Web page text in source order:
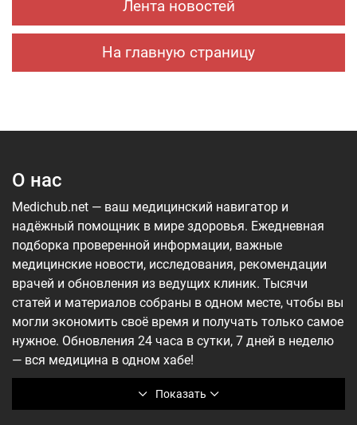
Лента новостей
На главную страницу
О нас
Показать
Medichub.net — ваш медицинский навигатор и
надёжный помощник в мире здоровья. Ежедневная
подборка проверенной информации, важные
медицинские новости, исследования, рекомендации
врачей и обновления из ведущих клиник. Тысячи
статей и материалов собраны в одном месте, чтобы вы
могли экономить своё время и получать только самое
нужное. Обновления 24 часа в сутки, 7 дней в неделю
— вся медицина в одном хабе!